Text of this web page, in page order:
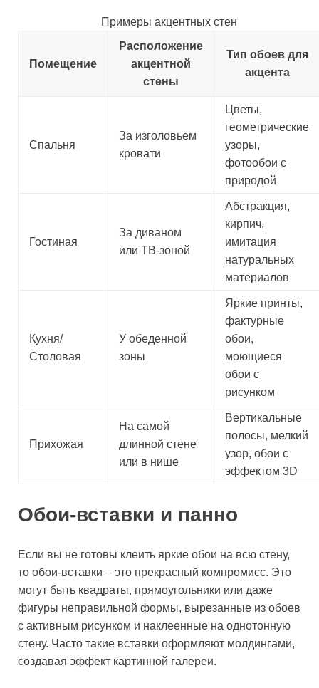
Примеры акцентных стен
Помещение
Расположение
акцентной
стены
Тип обоев для
акцента
Спальня
За изголовьем
кровати
Цветы,
геометрические
узоры,
фотообои с
природой
Гостиная
За диваном
или ТВ-зоной
Абстракция,
кирпич,
имитация
натуральных
материалов
Кухня/
Столовая
У обеденной
зоны
Яркие принты,
фактурные
обои,
моющиеся
обои с
рисунком
Прихожая
На самой
длинной стене
или в нише
Вертикальные
полосы, мелкий
узор, обои с
эффектом 3D
Обои-вставки и панно
Если вы не готовы клеить яркие обои на всю стену,
то обои-вставки – это прекрасный компромисс. Это
могут быть квадраты, прямоугольники или даже
фигуры неправильной формы, вырезанные из обоев
с активным рисунком и наклеенные на однотонную
стену. Часто такие вставки оформляют молдингами,
создавая эффект картинной галереи.